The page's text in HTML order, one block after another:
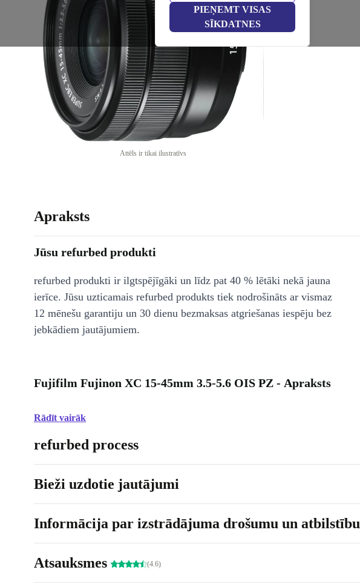
PIEŅEMT VISAS
SĪKDATNES
Attēls ir tikai ilustratīvs
Apraksts
Jūsu refurbed produkti
refurbed produkti ir ilgtspējīgāki un līdz pat 40 % lētāki nekā jauna
ierīce. Jūsu uzticamais refurbed produkts tiek nodrošināts ar vismaz
12 mēnešu garantiju un 30 dienu bezmaksas atgriešanas iespēju bez
jebkādiem jautājumiem.
Fujifilm Fujinon XC 15-45mm 3.5-5.6 OIS PZ - Apraksts
Rādīt vairāk
refurbed process
Bieži uzdotie jautājumi
Informācija par izstrādājuma drošumu un atbilstību
Atsauksmes (4.6)